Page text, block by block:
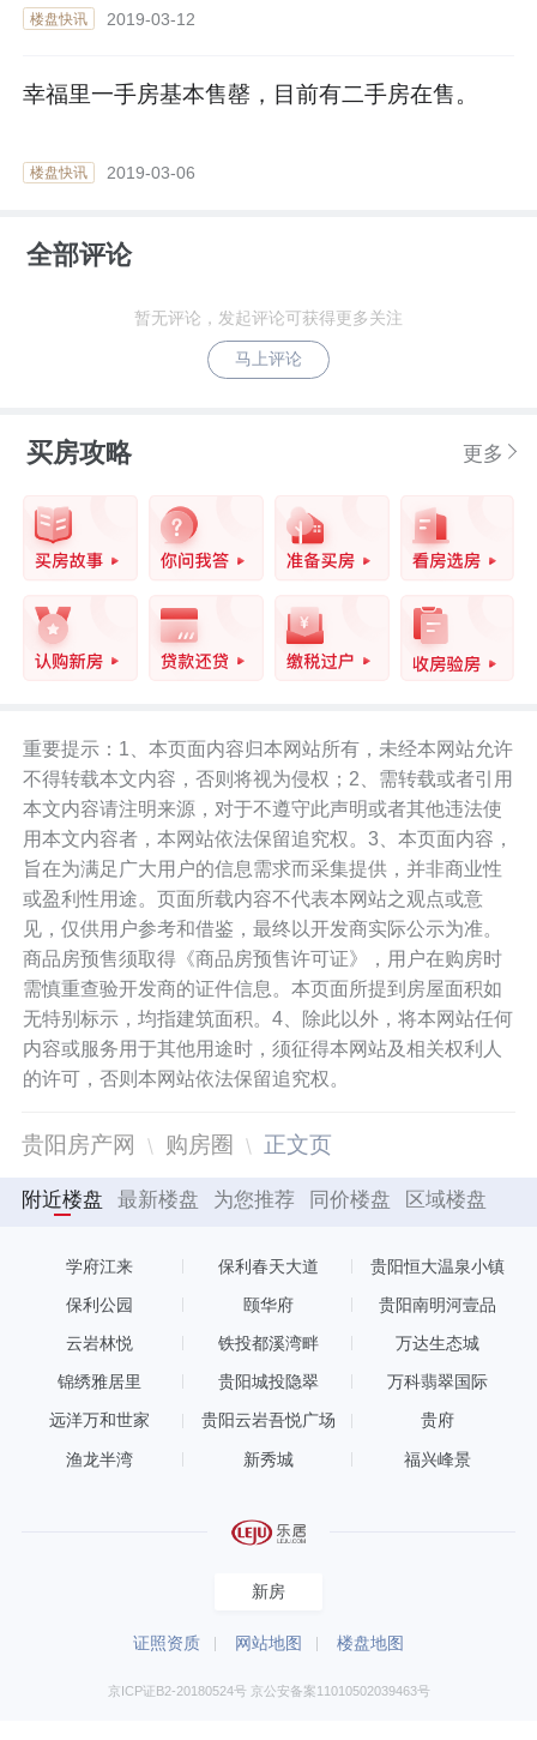
楼盘快讯 2019-03-12
幸福里一手房基本售罄，目前有二手房在售。
楼盘快讯 2019-03-06
全部评论
暂无评论，发起评论可获得更多关注
马上评论
买房攻略 更多
重要提示：1、本页面内容归本网站所有，未经本网站允许
不得转载本文内容，否则将视为侵权；2、需转载或者引用
本文内容请注明来源，对于不遵守此声明或者其他违法使
用本文内容者，本网站依法保留追究权。3、本页面内容，
旨在为满足广大用户的信息需求而采集提供，并非商业性
或盈利性用途。页面所载内容不代表本网站之观点或意
见，仅供用户参考和借鉴，最终以开发商实际公示为准。
商品房预售须取得《商品房预售许可证》，用户在购房时
需慎重查验开发商的证件信息。本页面所提到房屋面积如
无特别标示，均指建筑面积。4、除此以外，将本网站任何
内容或服务用于其他用途时，须征得本网站及相关权利人
的许可，否则本网站依法保留追究权。
贵阳房产网 购房圈 正文页
附近楼盘 最新楼盘 为您推荐 同价楼盘 区域楼盘
学府江来 保利春天大道 贵阳恒大温泉小镇
保利公园 颐华府 贵阳南明河壹品
云岩林悦 铁投都溪湾畔 万达生态城
锦绣雅居里 贵阳城投隐翠 万科翡翠国际
远洋万和世家 贵阳云岩吾悦广场 贵府
渔龙半湾 新秀城 福兴峰景
新房
证照资质 网站地图 楼盘地图
京ICP证B2-20180524号 京公安备案11010502039463号